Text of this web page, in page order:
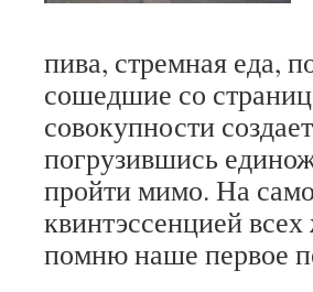
пива, стремная еда,
сошедшие со
совокупности
погрузившись
пройти мимо. На
квинтэссенцией
помню наше первое